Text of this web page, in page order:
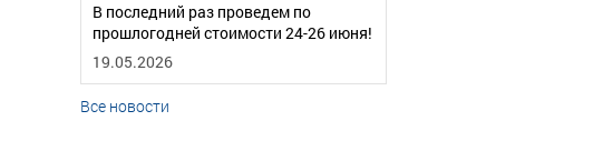
В последний раз проведем по
прошлогодней стоимости 24-26 июня!
19.05.2026
Все новости